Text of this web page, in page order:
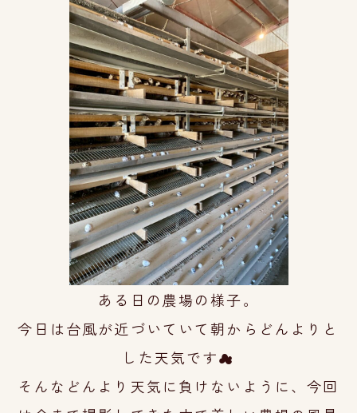
ある日の農場の様子。
今日は台風が近づいていて朝から どんよりと
した天気です☁
そんなどんより天気に負けないように、今回